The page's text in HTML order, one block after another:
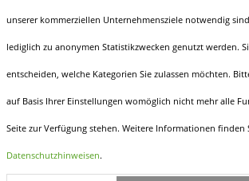
unserer kommerziellen Unternehmensziele notwendig
lediglich zu anonymen Statistikzwecken genutzt werden.
entscheiden, welche Kategorien Sie zulassen möchten.
auf Basis Ihrer Einstellungen womöglich nicht mehr alle
Seite zur Verfügung stehen. Weitere Informationen finden
Datenschutzhinweisen.
ÖFFNUNGSZEITEN
Montag bis Freitag
13.00 - 17.00 Uhr